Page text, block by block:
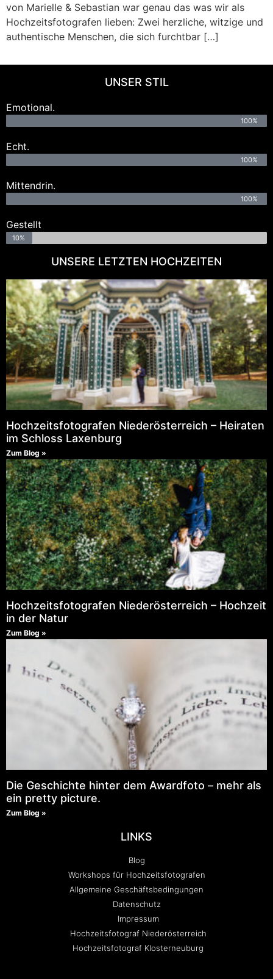
von Marielle & Sebastian war genau das was wir als
Hochzeitsfotografen lieben: Zwei herzliche, witzige und
authentische Menschen, die sich furchtbar […]
UNSER STIL
Emotional.
100%
Echt.
100%
Mittendrin.
100%
Gestellt
10%
UNSERE LETZTEN HOCHZEITEN
Hochzeitsfotografen Niederösterreich – Heiraten
im Schloss Laxenburg
Zum Blog »
Hochzeitsfotografen Niederösterreich – Hochzeit
in der Natur
Zum Blog »
Die Geschichte hinter dem Awardfoto – mehr als
ein pretty picture.
Zum Blog »
LINKS
Blog
Workshops für Hochzeitsfotografen
Allgemeine Geschäftsbedingungen
Datenschutz
Impressum
Hochzeitsfotograf Niederösterreich
Hochzeitsfotograf Klosterneuburg